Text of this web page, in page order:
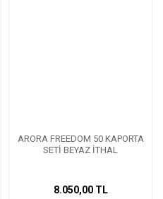
ARORA FREEDOM 50 KAPORTA
SETİ BEYAZ İTHAL
8.050,00 TL